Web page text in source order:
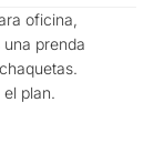
oficina,
prenda
plan.